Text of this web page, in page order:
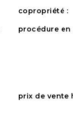
copropriété :
procédure en
prix de vente